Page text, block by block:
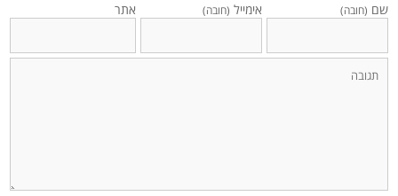
שם (חובה) אימייל (חובה) אתר